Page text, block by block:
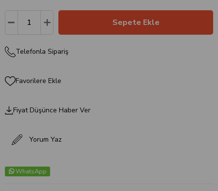
Telefonla Sipariş
Favorilere Ekle
Fiyat Düşünce Haber Ver
Yorum Yaz
WhatsApp